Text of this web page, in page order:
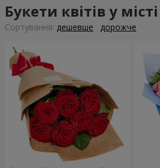
Букети квітів у
Сортування: дешевше дорожче